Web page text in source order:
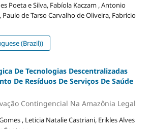
Poeta e Silva, Fabíola Kaczam , Antonio
de Tarso Carvalho de Oliveira, Fabrício
(Brazil))
De Tecnologias Descentralizadas
De Resíduos De Serviços De Saúde
Contingencial Na Amazônia Legal
, Leticia Natalie Castriani, Erikles Alves